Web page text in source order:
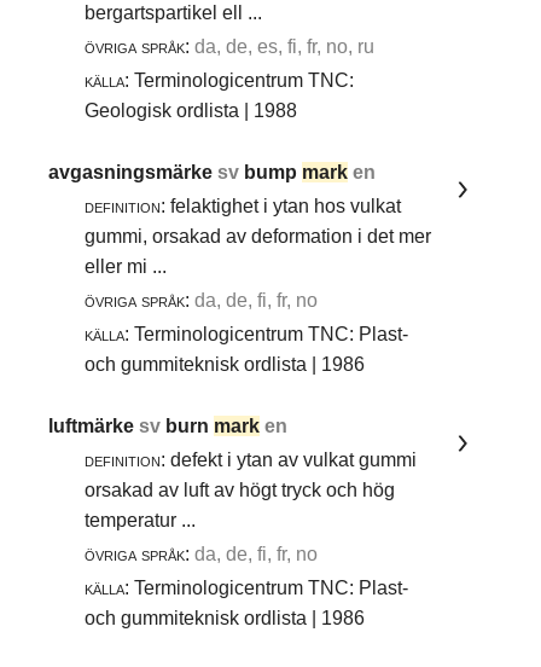
bergartspartikel ell ...
övriga språk: da, de, es, fi, fr, no, ru
källa: Terminologicentrum TNC:
Geologisk ordlista | 1988
avgasningsmärkesv bump mark en
definition: felaktighet i ytan hos vulkat
gummi, orsakad av deformation i det mer
eller mi ...
övriga språk: da, de, fi, fr, no
källa: Terminologicentrum TNC: Plast-
och gummiteknisk ordlista | 1986
luftmärkesv burn mark en
definition: defekt i ytan av vulkat gummi
orsakad av luft av högt tryck och hög
temperatur ...
övriga språk: da, de, fi, fr, no
källa: Terminologicentrum TNC: Plast-
och gummiteknisk ordlista | 1986